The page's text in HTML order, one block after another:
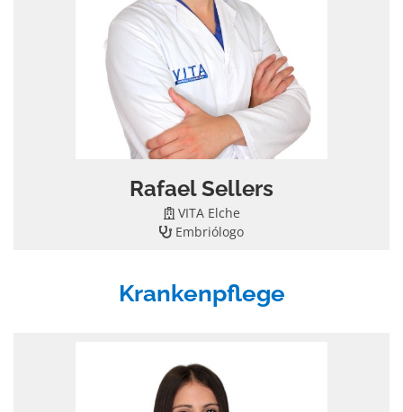
Rafael Sellers
VITA Elche
Embriólogo
Krankenpflege